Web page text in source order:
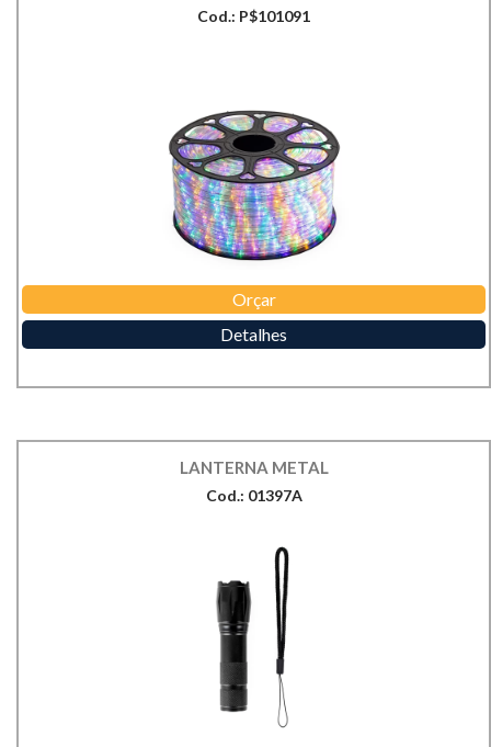
Cod.: P$101091
Orçar
Detalhes
LANTERNA METAL
Cod.: 01397A